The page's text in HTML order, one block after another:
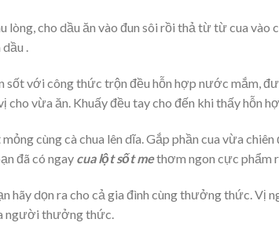
lòng, cho dầu ăn vào đun sôi rồi thả từ từ cua vào
.
sốt với công thức trộn đều hỗn hợp nước mắm,
cho vừa ăn. Khuấy đều tay cho đến khi thấy hỗn
cùng cà chua lên dĩa. Gắp phần cua vừa
đã có ngay cua lột sốt methơm ngon cực phẩm
hãy dọn ra cho cả gia đình cùng thưởng thức. Vị
người thưởng thức.